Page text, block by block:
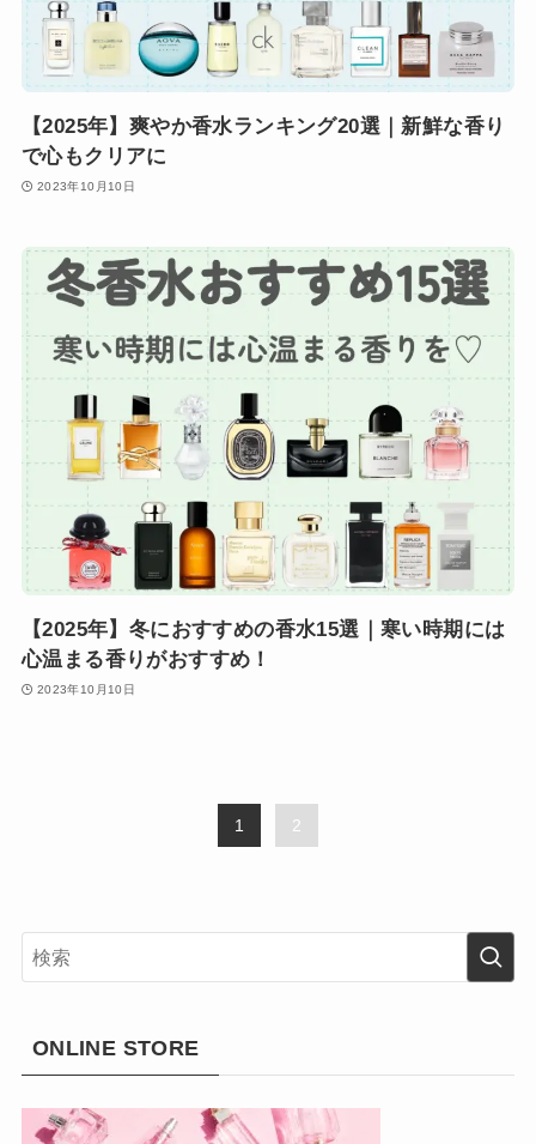
【2025年】爽やか香水ランキング20選｜新鮮な香り
で心もクリアに
2023年10月10日
【2025年】冬におすすめの香水15選｜寒い時期には
心温まる香りがおすすめ！
2023年10月10日
1 2
ONLINE STORE